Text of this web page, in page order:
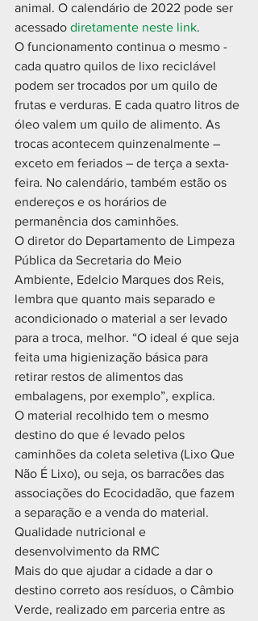
animal. O calendário de 2022 pode ser
acessado diretamente neste link.
O funcionamento continua o mesmo -
cada quatro quilos de lixo reciclável
podem ser trocados por um quilo de
frutas e verduras. E cada quatro litros de
óleo valem um quilo de alimento. As
trocas acontecem quinzenalmente –
exceto em feriados – de terça a sexta-
feira. No calendário, também estão os
endereços e os horários de
permanência dos caminhões.
O diretor do Departamento de Limpeza
Pública da Secretaria do Meio
Ambiente, Edelcio Marques dos Reis,
lembra que quanto mais separado e
acondicionado o material a ser levado
para a troca, melhor. “O ideal é que seja
feita uma higienização básica para
retirar restos de alimentos das
embalagens, por exemplo”, explica.
O material recolhido tem o mesmo
destino do que é levado pelos
caminhões da coleta seletiva (Lixo Que
Não É Lixo), ou seja, os barracões das
associações do Ecocidadão, que fazem
a separação e a venda do material.
Qualidade nutricional e
desenvolvimento da RMC
Mais do que ajudar a cidade a dar o
destino correto aos resíduos, o Câmbio
Verde, realizado em parceria entre as